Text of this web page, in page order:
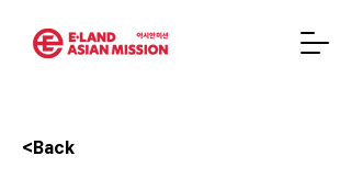
<Back